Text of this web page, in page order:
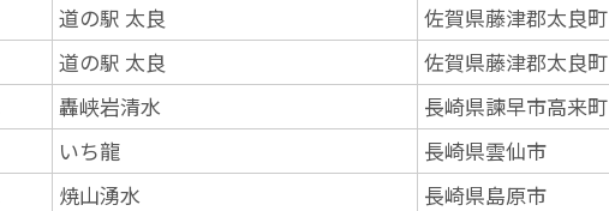
道の駅 太良 佐賀県藤津郡太良町
道の駅 太良 佐賀県藤津郡太良町
轟峡岩清水 長崎県諫早市高来町
いち龍 長崎県雲仙市
焼山湧水 長崎県島原市